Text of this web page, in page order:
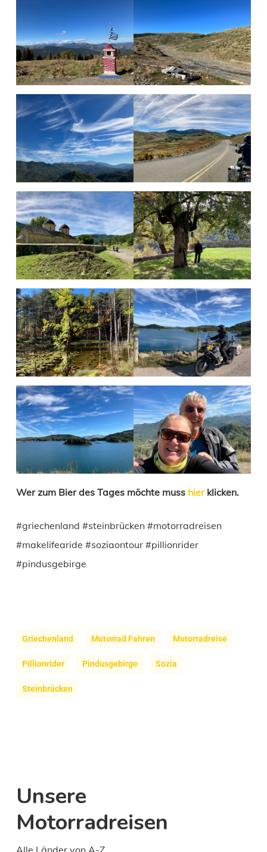
Wer zum Bier des Tages möchte muss hierklicken.
#griechenland #steinbrücken #motorradreisen
#makelifearide #soziaontour #pillionrider
#pindusgebirge
Griechenland Motorrad Fahren Motorradreise
Pillionrider Pindusgebirge Sozia
Steinbrücken
Unsere
Motorradreisen
Alle Länder von A-Z.